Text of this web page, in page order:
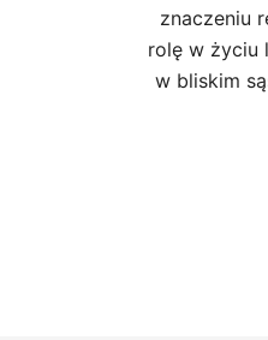
znaczeniu
rolę w życiu
w bliskim